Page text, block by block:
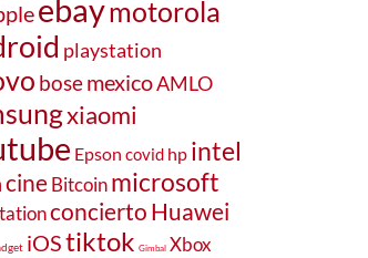
ebaymotorola
playstation
bosemexicoAMLO
xiaomi
Epson covid hp intel
cineBitcoinmicrosoft
concierto Huawei
iOStiktok Gimbal Xbox